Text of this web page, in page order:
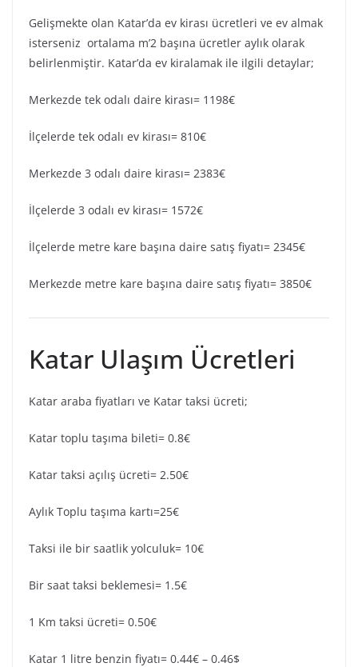
Gelişmekte olan Katar’da ev kirası ücretleri ve ev almak
isterseniz ortalama m’2 başına ücretler aylık olarak
belirlenmiştir. Katar’da ev kiralamak ile ilgili detaylar;
Merkezde tek odalı daire kirası= 1198€
İlçelerde tek odalı ev kirası= 810€
Merkezde 3 odalı daire kirası= 2383€
İlçelerde 3 odalı ev kirası= 1572€
İlçelerde metre kare başına daire satış fiyatı= 2345€
Merkezde metre kare başına daire satış fiyatı= 3850€
Katar Ulaşım Ücretleri
Katar araba fiyatları ve Katar taksi ücreti;
Katar toplu taşıma bileti= 0.8€
Katar taksi açılış ücreti= 2.50€
Aylık Toplu taşıma kartı=25€
Taksi ile bir saatlik yolculuk= 10€
Bir saat taksi beklemesi= 1.5€
1 Km taksi ücreti= 0.50€
Katar 1 litre benzin fiyatı= 0.44€ – 0.46$